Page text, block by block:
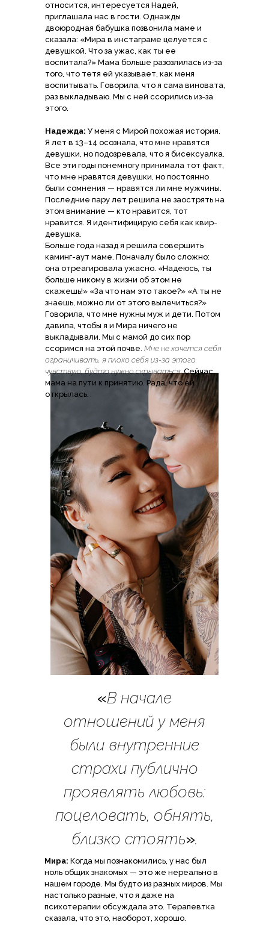
относится, интересуется Надей,
приглашала нас в гости. Однажды
двоюродная бабушка позвонила маме и
сказала: «Мира в инстаграме целуется с
девушкой. Что за ужас, как ты ее
воспитала?» Мама больше разозлилась из-за
того, что тетя ей указывает, как меня
воспитывать. Говорила, что я сама виновата,
раз выкладываю. Мы с ней ссорились из-за
этого.
Надежда: У меня с Мирой похожая история.
Я лет в 13–14 осознала, что мне нравятся
девушки, но подозревала, что я бисексуалка.
Все эти годы понемногу принимала тот факт,
что мне нравятся девушки, но постоянно
были сомнения — нравятся ли мне мужчины.
Последние пару лет решила не заострять на
этом внимание — кто нравится, тот
нравится. Я идентифицирую себя как квир-
девушка.
Больше года назад я решила совершить
каминг-аут маме. Поначалу было сложно:
она отреагировала ужасно. «Надеюсь, ты
больше никому в жизни об этом не
скажешь!» «За что нам это такое?» «А ты не
знаешь, можно ли от этого вылечиться?»
Говорила, что мне нужны муж и дети. Потом
давила, чтобы я и Мира ничего не
выкладывали. Мы с мамой до сих пор
ссоримся на этой почве. Мне не хочется себя
ограничивать, я плохо себя из-за этого
чувствую, будто нужно скрываться.Сейчас
мама на пути к принятию. Рада, что ей
открылась.
Мира: Когда мы познакомились, у нас был
ноль общих знакомых — это же нереально в
нашем городе. Мы будто из разных миров. Мы
настолько разные, что я даже на
психотерапии обсуждала это. Терапевтка
сказала, что это, наоборот, хорошо.
«В начале
отношений у меня
были внутренние
страхи публично
проявлять любовь:
поцеловать, обнять,
близко стоять».